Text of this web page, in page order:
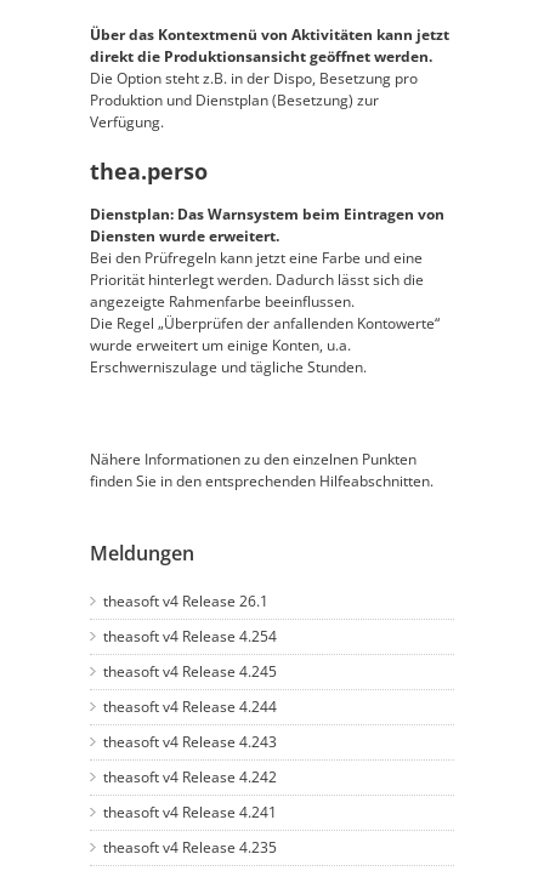
Über das Kontextmenü von Aktivitäten kann jetzt
direkt die Produktionsansicht geöffnet werden.
Die Option steht z.B. in der Dispo, Besetzung pro
Produktion und Dienstplan (Besetzung) zur
Verfügung.
thea.perso
Dienstplan: Das Warnsystem beim Eintragen von
Diensten wurde erweitert.
Bei den Prüfregeln kann jetzt eine Farbe und eine
Priorität hinterlegt werden. Dadurch lässt sich die
angezeigte Rahmenfarbe beeinflussen.
Die Regel „Überprüfen der anfallenden Kontowerte“
wurde erweitert um einige Konten, u.a.
Erschwerniszulage und tägliche Stunden.
Nähere Informationen zu den einzelnen Punkten
finden Sie in den entsprechenden Hilfeabschnitten.
Meldungen
theasoft v4 Release 26.1
theasoft v4 Release 4.254
theasoft v4 Release 4.245
theasoft v4 Release 4.244
theasoft v4 Release 4.243
theasoft v4 Release 4.242
theasoft v4 Release 4.241
theasoft v4 Release 4.235